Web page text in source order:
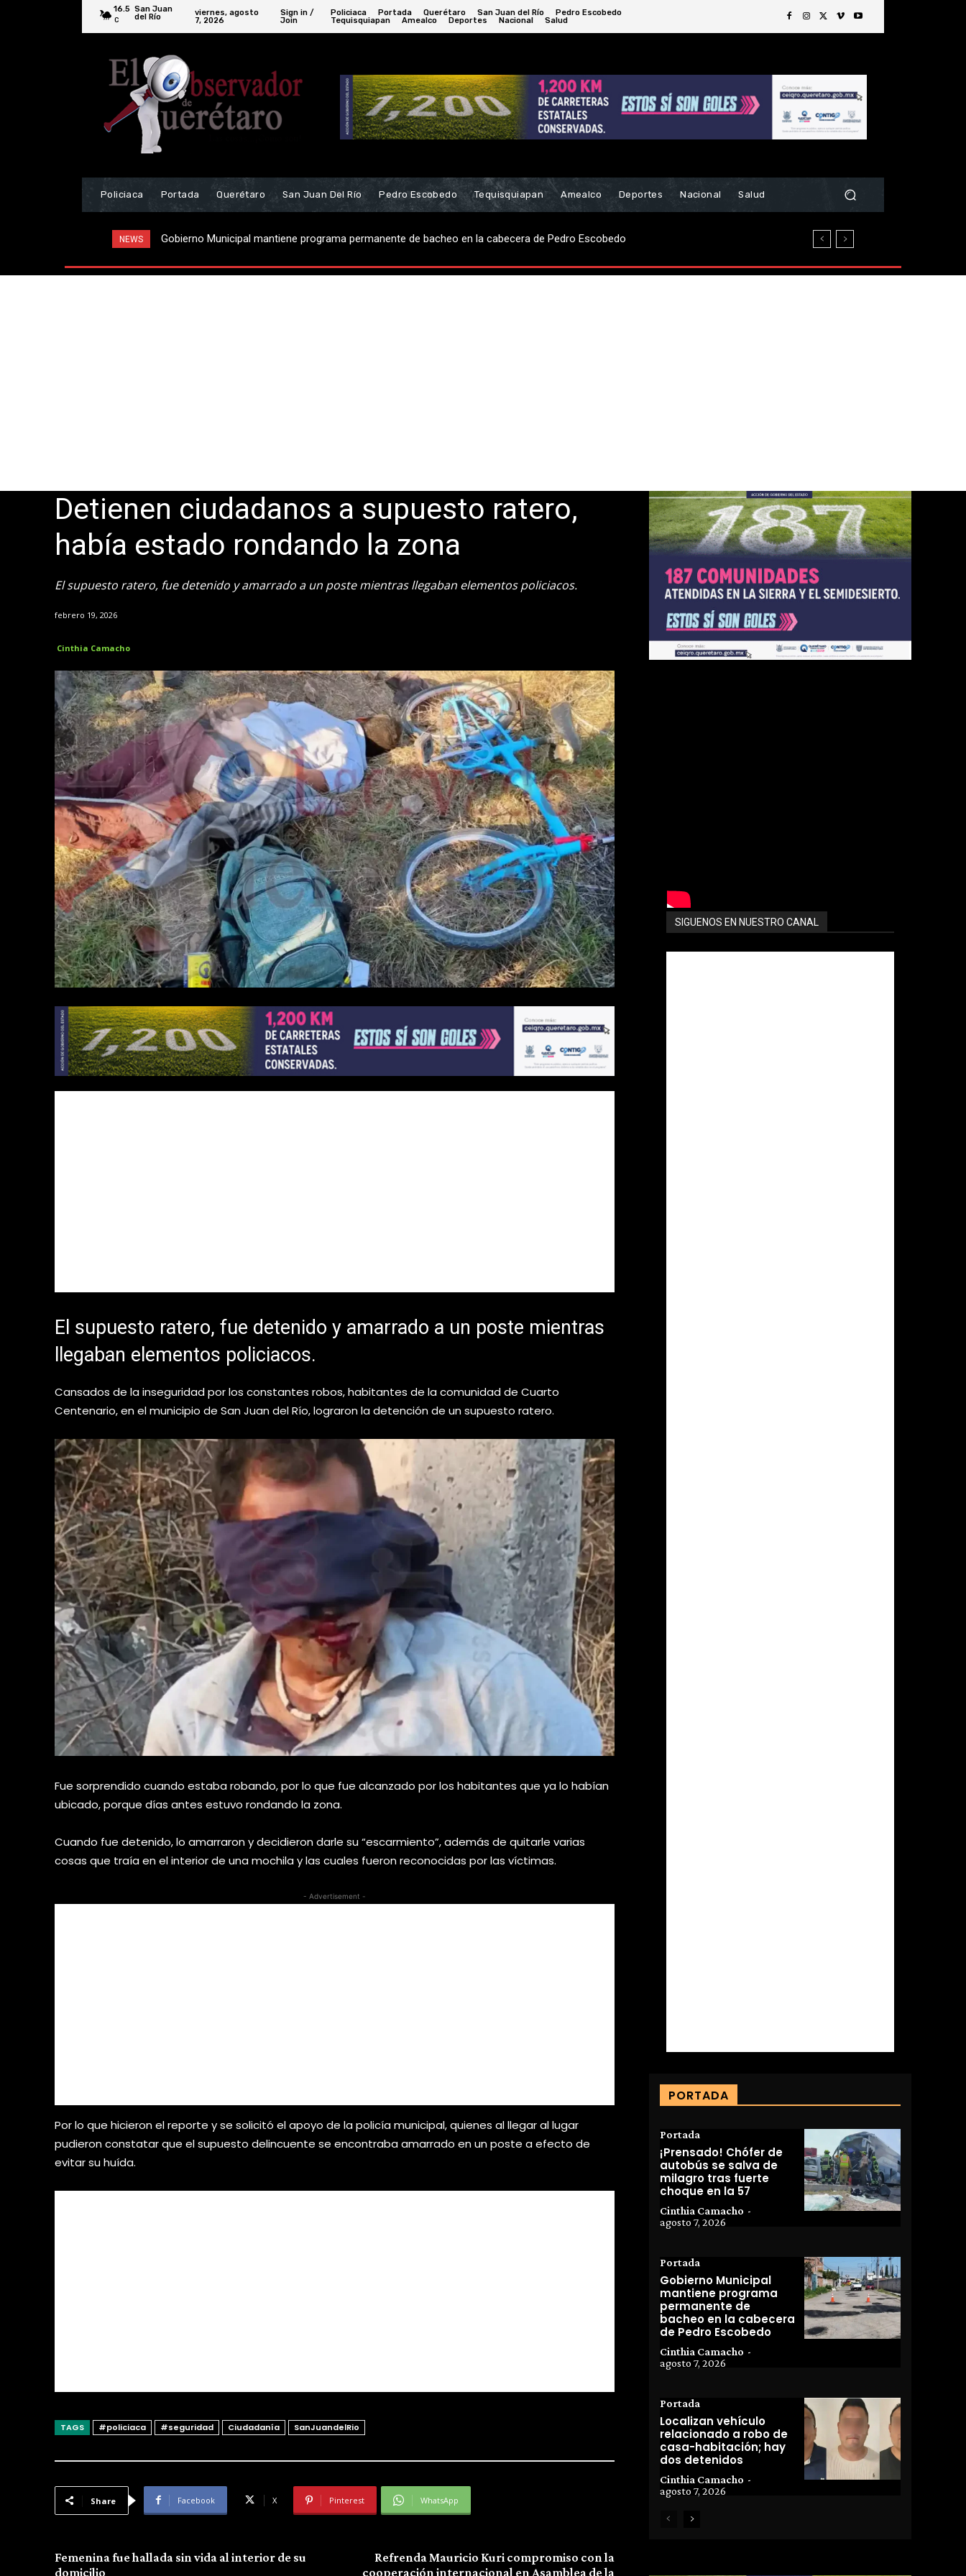
16.5
C
San Juan
del Río
viernes, agosto
7, 2026
Sign in /
Join
Policiaca Portada Querétaro San Juan del Río
Pedro Escobedo
Tequisquiapan
Amealco Deportes Nacional Salud
Policiaca Portada Querétaro San Juan Del Río Pedro Escobedo Tequisquiapan Amealco Deportes Nacional Salud
NEWS Localizan vehículo relacionado a robo de casa-habitación; hay dos detenidos
Detienen ciudadanos a supuesto ratero,
había estado rondando la zona
El supuesto ratero, fue detenido y amarrado a un poste mientras llegaban elementos policiacos.
febrero 19, 2026
Cinthia Camacho
El supuesto ratero, fue detenido y amarrado a un poste mientras
llegaban elementos policiacos.
Cansados de la inseguridad por los constantes robos, habitantes de la comunidad de Cuarto
Centenario, en el municipio de San Juan del Río, lograron la detención de un supuesto ratero.
Fue sorprendido cuando estaba robando, por lo que fue alcanzado por los habitantes que ya lo habían
ubicado, porque días antes estuvo rondando la zona.
Cuando fue detenido, lo amarraron y decidieron darle su “escarmiento”, además de quitarle varias
cosas que traía en el interior de una mochila y las cuales fueron reconocidas por las víctimas.
- Advertisement -
Por lo que hicieron el reporte y se solicitó el apoyo de la policía municipal, quienes al llegar al lugar
pudieron constatar que el supuesto delincuente se encontraba amarrado en un poste a efecto de
evitar su huída.
TAGS #policiaca #seguridad Ciudadanía SanJuandelRio
Share Facebook X Pinterest WhatsApp
Femenina fue hallada sin vida al interior de su
domicilio
Refrenda Mauricio Kuri compromiso con la
cooperación internacional en Asamblea de la
SIGUENOS EN NUESTRO CANAL
PORTADA
Portada
¡Prensado! Chófer de
autobús se salva de
milagro tras fuerte
choque en la 57
Cinthia Camacho -
agosto 7, 2026
Portada
Gobierno Municipal
mantiene programa
permanente de
bacheo en la cabecera
de Pedro Escobedo
Cinthia Camacho -
agosto 7, 2026
Portada
Localizan vehículo
relacionado a robo de
casa-habitación; hay
dos detenidos
Cinthia Camacho -
agosto 7, 2026